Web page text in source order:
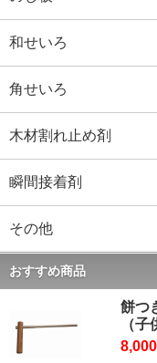
和せいろ
角せいろ
木材割れ止め剤
瞬間接着剤
その他
おすすめ商品
餅つ
（子